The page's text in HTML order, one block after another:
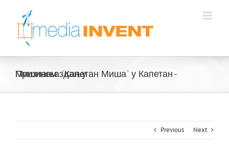
content
Признања “Капетан Миша” у Капетан-Мишином здању
Previous Next